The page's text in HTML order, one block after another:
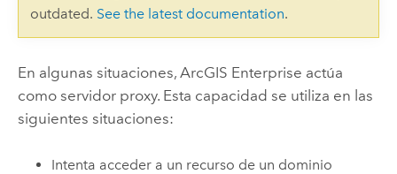
outdated. See the latest documentation.
En algunas situaciones, ArcGIS Enterprise actúa
como servidor proxy. Esta capacidad se utiliza en las
siguientes situaciones:
Intenta acceder a un recurso de un dominio